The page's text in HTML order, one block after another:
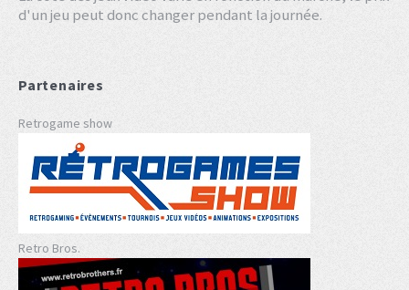
d'un jeu peut donc changer pendant la journée.
Partenaires
Retrogame show
Retro Bros.